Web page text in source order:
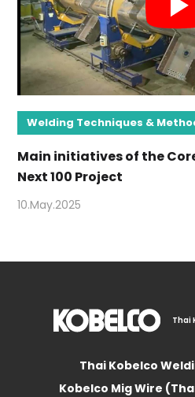
Welding Techniques &
Main initiatives of the
Next 100 Project
10.May.2025
Thai
Thai Kobelco
Kobelco Mig Wire